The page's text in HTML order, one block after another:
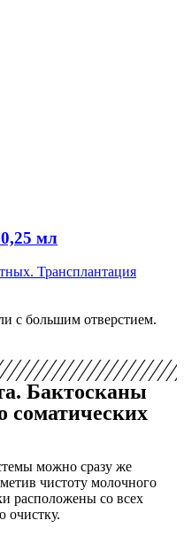
мл
Трансплантация
с большим отверстием.
Бактосканы
соматических
можно сразу же
чистоту молочного
расположены со всех
очистку.